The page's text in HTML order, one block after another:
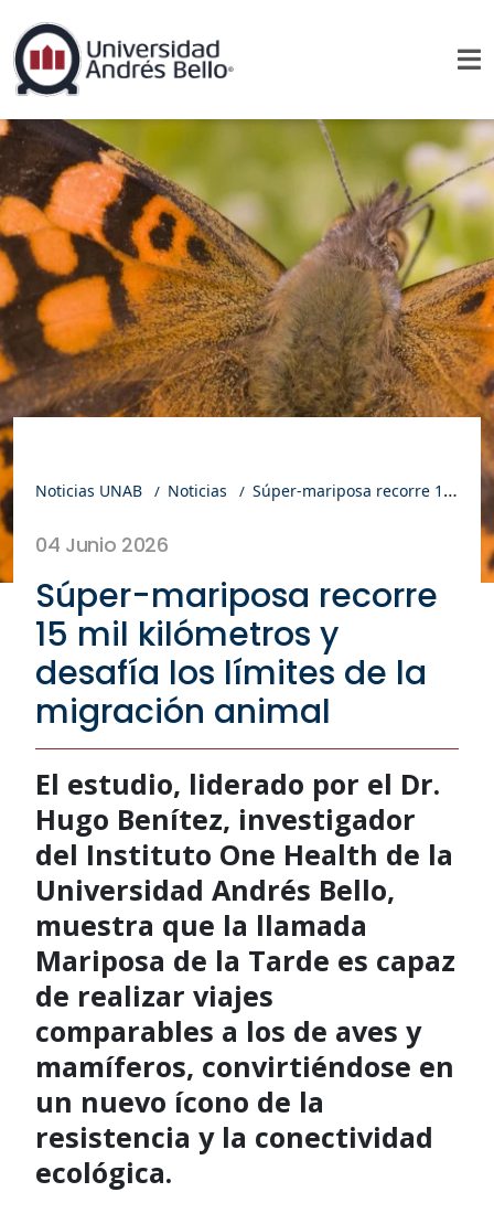
Noticias UNAB Noticias Súper-mariposa recorre 15 mil kilómetros y desafía los límites de la migración animal
04 Junio 2026
Súper-mariposa recorre
15 mil kilómetros y
desafía los límites de la
migración animal
El estudio, liderado por el Dr.
Hugo Benítez, investigador
del Instituto One Health de la
Universidad Andrés Bello,
muestra que la llamada
Mariposa de la Tarde es capaz
de realizar viajes
comparables a los de aves y
mamíferos, convirtiéndose en
un nuevo ícono de la
resistencia y la conectividad
ecológica.